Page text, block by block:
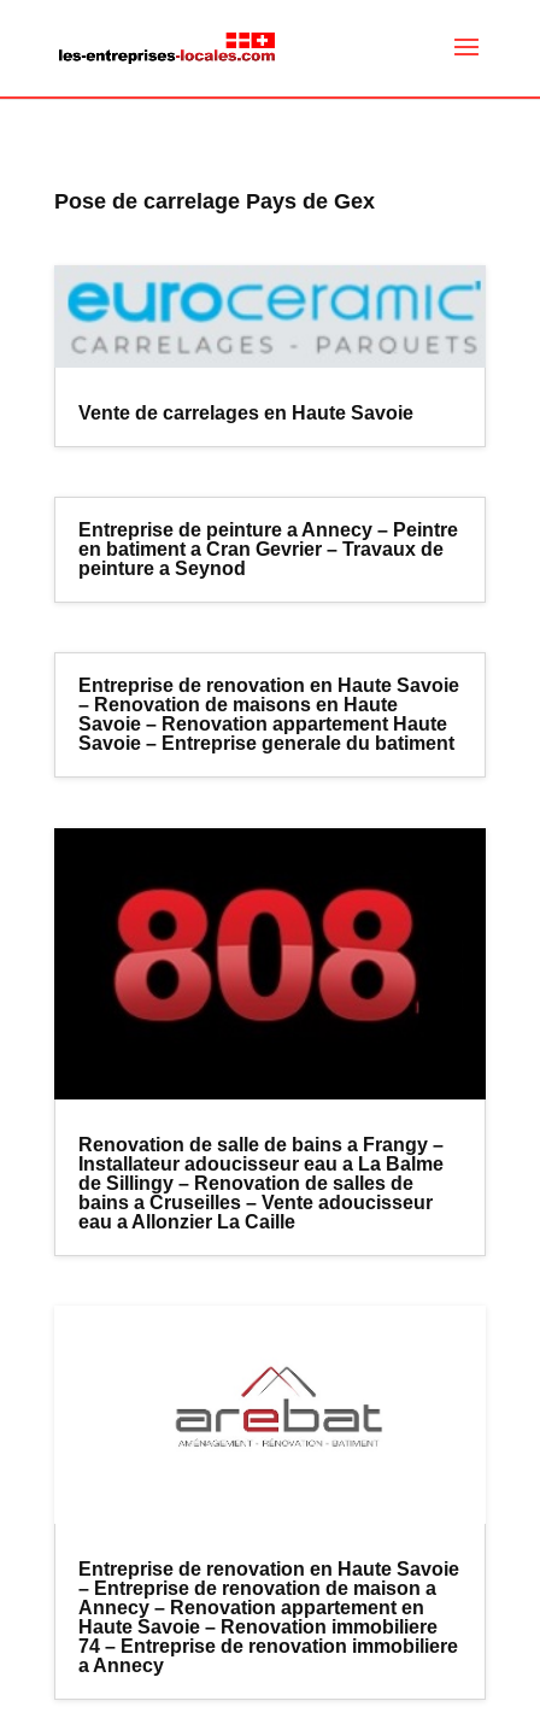
Pose de carrelage Pays de Gex
Vente de carrelages en Haute Savoie
Entreprise de peinture a Annecy – Peintre
en batiment a Cran Gevrier – Travaux de
peinture a Seynod
Entreprise de renovation en Haute Savoie
– Renovation de maisons en Haute
Savoie – Renovation appartement Haute
Savoie – Entreprise generale du batiment
Renovation de salle de bains a Frangy –
Installateur adoucisseur eau a La Balme
de Sillingy – Renovation de salles de
bains a Cruseilles – Vente adoucisseur
eau a Allonzier La Caille
Entreprise de renovation en Haute Savoie
– Entreprise de renovation de maison a
Annecy – Renovation appartement en
Haute Savoie – Renovation immobiliere
74 – Entreprise de renovation immobiliere
a Annecy